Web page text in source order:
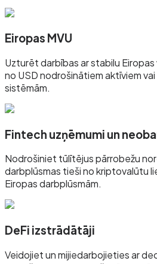
Eiropas MVU
Uzturēt darbības ar stabilu
no USD nodrošinātiem aktīviem
sistēmām.
Fintech uzņēmumi un
Nodrošiniet tūlītējus pārrobežu
darbplūsmas tieši no kriptovalūtu
Eiropas darbplūsmām.
DeFi izstrādātāji
Veidojiet un mijiedarbojieties ar